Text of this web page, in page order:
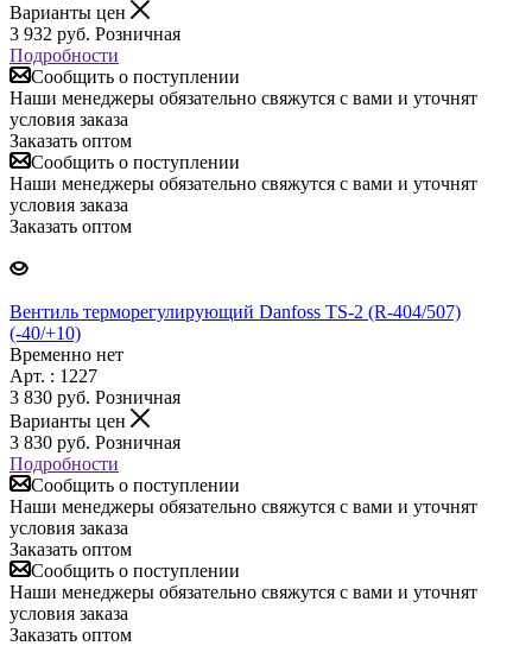
Варианты цен
3 932 руб. Розничная
Подробности
Сообщить о поступлении
Наши менеджеры обязательно свяжутся с вами и уточнят
условия заказа
Заказать оптом
Сообщить о поступлении
Наши менеджеры обязательно свяжутся с вами и уточнят
условия заказа
Заказать оптом
Вентиль терморегулирующий Danfoss TS-2 (R-404/507)
(-40/+10)
Временно нет
Арт. : 1227
3 830 руб. Розничная
Варианты цен
3 830 руб. Розничная
Подробности
Сообщить о поступлении
Наши менеджеры обязательно свяжутся с вами и уточнят
условия заказа
Заказать оптом
Сообщить о поступлении
Наши менеджеры обязательно свяжутся с вами и уточнят
условия заказа
Заказать оптом